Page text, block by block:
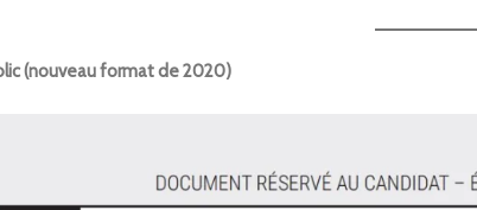
(nouveau format de 2020)